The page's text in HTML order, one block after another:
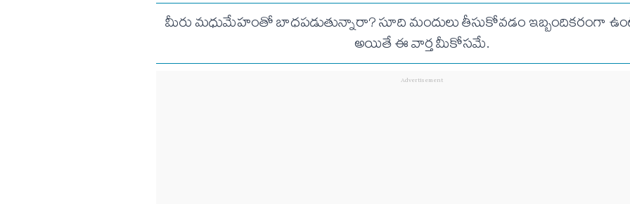
మీరు మధుమేహంతో బాధపడుతున్నారా? సూది మందులు తీసుకోవడం ఇబ్బందికరంగా
అయితే ఈ వార్త మీకోసమే.